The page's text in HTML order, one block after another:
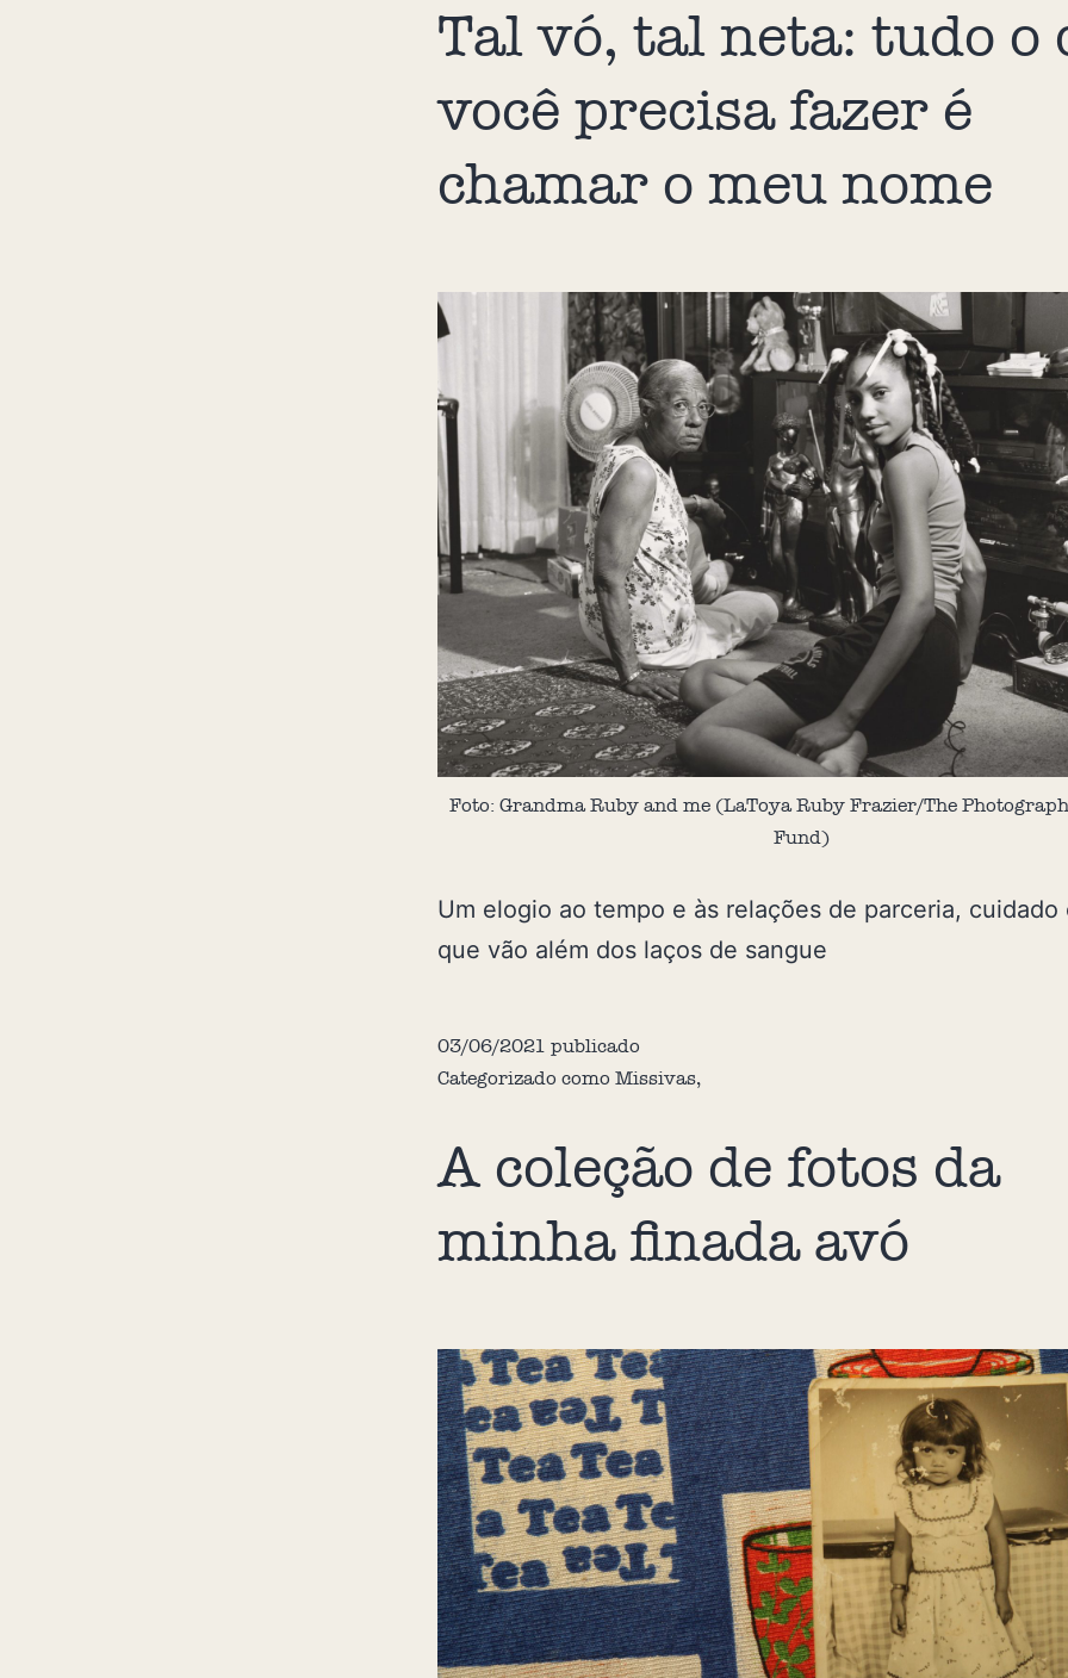
Tal vó, tal neta: tudo o
você precisa fazer é
chamar o meu nome
Foto: Grandma Ruby and me (LaToya Ruby Frazier/The
Fund)
Um elogio ao tempo e às relações de parceria, cuidado
que vão além dos laços de sangue
03/06/2021 publicado
Categorizado como Missivas,
A coleção de fotos da
minha finada avó